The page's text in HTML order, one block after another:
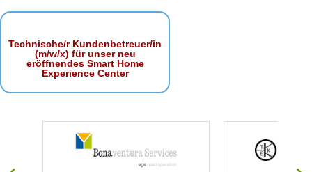
Technische/r Kundenbetreuer/in
(m/w/x) für unser neu
eröffnendes Smart Home
Experience Center